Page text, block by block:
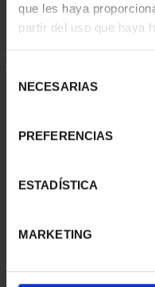
que les haya
partir del uso que haya
NECESARIAS
PREFERENCIAS
ESTADÍSTICA
MARKETING
2 Productos encontrados